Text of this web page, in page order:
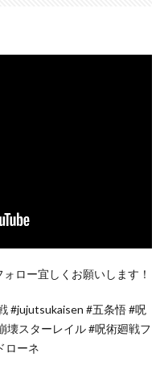
ロー宜しくお願いします！
#jujutsukaisen #五条悟 #呪
壊スターレイル #呪術廻戦フ
ローネ